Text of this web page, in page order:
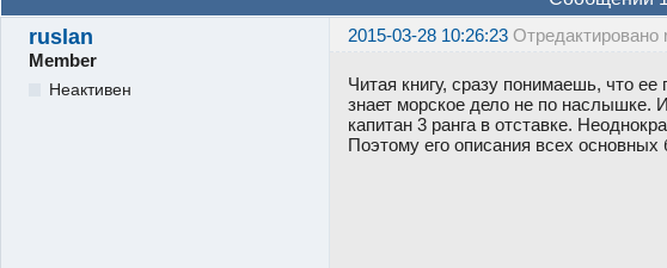
ruslan 2015-03-28 10:26:23 Отредактировано
Member
Неактивен
Читая книгу, сразу понимаешь, что
знает морское дело не по наслышке.
капитан 3 ранга в отставке.
Поэтому его описания всех